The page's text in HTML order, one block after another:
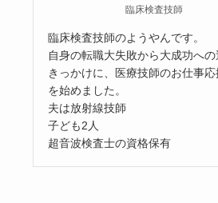
臨床検査技師
臨床検査技師のようやんです。
自身の転職大失敗から大成功へ
きっかけに、医療技師のお仕事
を始めました。
夫は放射線技師
子ども2人
超音波検査士の資格保有